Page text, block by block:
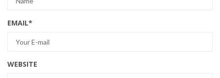
EMAIL*
WEBSITE